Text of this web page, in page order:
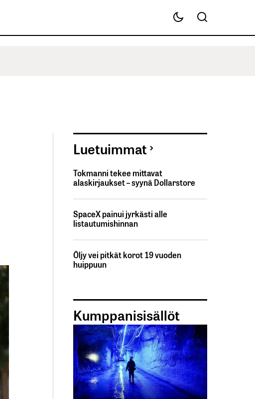
Luetuimmat
Tokmanni tekee mittavat
alaskirjaukset – syynä Dollarstore
SpaceX painui jyrkästi alle
listautumishinnan
Öljy vei pitkät korot 19 vuoden
huippuun
Kumppanisisällöt